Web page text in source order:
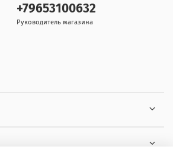
+79653100632
Руководитель магазина